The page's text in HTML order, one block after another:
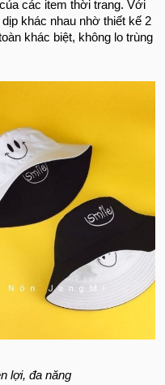
các item thời trang. Với
khác nhau nhờ thiết kế 2
khác biệt, không lo trùng
lợi, đa năng